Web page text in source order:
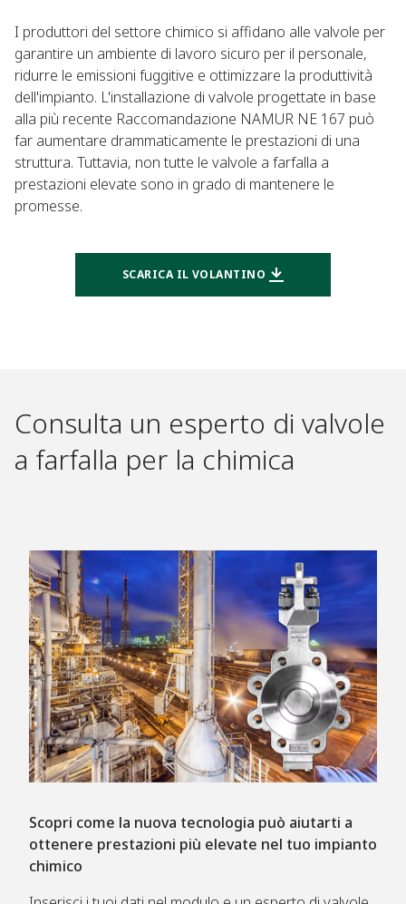
I produttori del settore chimico si affidano alle valvole per
garantire un ambiente di lavoro sicuro per il personale,
ridurre le emissioni fuggitive e ottimizzare la produttività
dell'impianto. L'installazione di valvole progettate in base
alla più recente Raccomandazione NAMUR NE 167 può
far aumentare drammaticamente le prestazioni di una
struttura. Tuttavia, non tutte le valvole a farfalla a
prestazioni elevate sono in grado di mantenere le
promesse.
SCARICA IL VOLANTINO
Consulta un esperto di valvole
a farfalla per la chimica
Scopri come la nuova tecnologia può aiutarti a
ottenere prestazioni più elevate nel tuo impianto
chimico